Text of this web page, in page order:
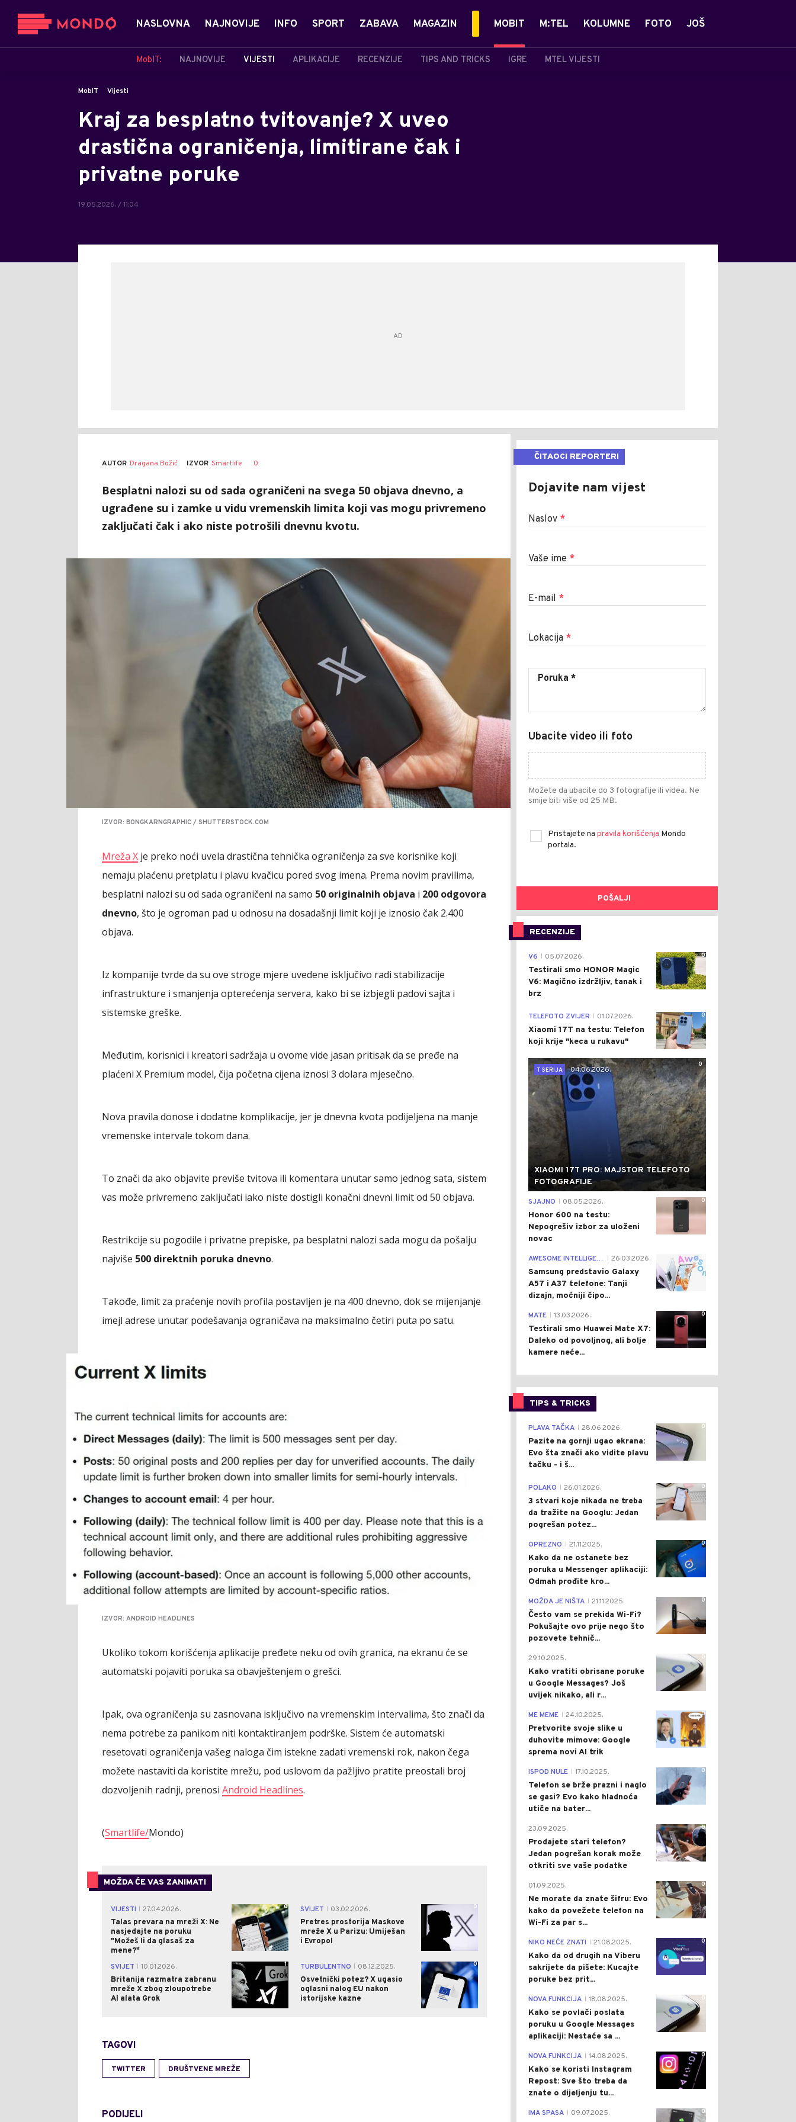
NASLOVNA NAJNOVIJE INFO SPORT ZABAVA MAGAZIN MOBIT
MobIT: NAJNOVIJE VIJESTI APLIKACIJE RECENZIJE TIPS AND TRICKS IGRE MTEL VIJESTI
M:TEL KOLUMNE FOTO JOŠ
MobIT Vijesti
Kraj za besplatno tvitovanje? X uveo
drastična ograničenja, limitirane čak i
privatne poruke
19.05.2026. / 11:04
AUTOR Dragana Božić IZVOR Smartlife 0
Besplatni nalozi su od sada ograničeni na svega 50 objava dnevno, a
ugrađene su i zamke u vidu vremenskih limita koji vas mogu privremeno
zaključati čak i ako niste potrošili dnevnu kvotu.
IZVOR: BONGKARNGRAPHIC / SHUTTERSTOCK.COM
Mreža X je preko noći uvela drastična tehnička ograničenja za sve korisnike koji
nemaju plaćenu pretplatu i plavu kvačicu pored svog imena. Prema novim pravilima,
besplatni nalozi su od sada ograničeni na samo 50 originalnih objava i 200 odgovora
dnevno, što je ogroman pad u odnosu na dosadašnji limit koji je iznosio čak 2.400
objava.
Iz kompanije tvrde da su ove stroge mjere uvedene isključivo radi stabilizacije
infrastrukture i smanjenja opterećenja servera, kako bi se izbjegli padovi sajta i
sistemske greške.
Međutim, korisnici i kreatori sadržaja u ovome vide jasan pritisak da se pređe na
plaćeni X Premium model, čija početna cijena iznosi 3 dolara mjesečno.
Nova pravila donose i dodatne komplikacije, jer je dnevna kvota podijeljena na manje
vremenske intervale tokom dana.
To znači da ako objavite previše tvitova ili komentara unutar samo jednog sata, sistem
vas može privremeno zaključati iako niste dostigli konačni dnevni limit od 50 objava.
Restrikcije su pogodile i privatne prepiske, pa besplatni nalozi sada mogu da pošalju
najviše 500 direktnih poruka dnevno.
Takođe, limit za praćenje novih profila postavljen je na 400 dnevno, dok se mijenjanje
imejl adrese unutar podešavanja ograničava na maksimalno četiri puta po satu.
IZVOR: ANDROID HEADLINES
Ukoliko tokom korišćenja aplikacije pređete neku od ovih granica, na ekranu će se
automatski pojaviti poruka sa obavještenjem o grešci.
Ipak, ova ograničenja su zasnovana isključivo na vremenskim intervalima, što znači da
nema potrebe za panikom niti kontaktiranjem podrške. Sistem će automatski
resetovati ograničenja vašeg naloga čim istekne zadati vremenski rok, nakon čega
možete nastaviti da koristite mrežu, pod uslovom da pažljivo pratite preostali broj
dozvoljenih radnji, prenosi Android Headlines.
(Smartlife/Mondo)
MOŽDA ĆE VAS ZANIMATI
VIJESTI
27.04.2026.
Talas prevara na mreži X: Ne
nasjedajte na poruku
"Možeš li da glasaš za
mene?"
0 SVIJET
03.02.2026.
Pretres prostorija Maskove
mreže X u Parizu: Umiješan
i Evropol
0
SVIJET
10.01.2026.
Britanija razmatra zabranu
mreže X zbog zloupotrebe
AI alata Grok
1 TURBULENTNO
08.12.2025.
Osvetnički potez? X ugasio
oglasni nalog EU nakon
istorijske kazne
0
TAGOVI
TWITTER DRUŠTVENE MREŽE
PODIJELI
ČITAOCI REPORTERI
Dojavite nam vijest
Naslov *
Vaše ime *
E-mail *
Lokacija *
Ubacite video ili foto
Možete da ubacite do 3 fotografije ili videa. Ne
smije biti više od 25 MB.
Pristajete na pravila korišćenja Mondo
portala.
POŠALJI
RECENZIJE
0
V6 05.07.2026.
Testirali smo HONOR Magic
V6: Magično izdržljiv, tanak i
brz
0
TELEFOTO ZVIJER 01.07.2026.
Xiaomi 17T na testu: Telefon
koji krije "keca u rukavu"
0
T SERIJA
04.06.2026.
XIAOMI 17T PRO: MAJSTOR TELEFOTO
FOTOGRAFIJE
0
SJAJNO 08.05.2026.
Honor 600 na testu:
Nepogrešiv izbor za uloženi
novac
AWESOME INTELLIGENCE 26.03.2026.
Samsung predstavio Galaxy
A57 i A37 telefone: Tanji
dizajn, moćniji čipo...
0
MATE 13.03.2026.
Testirali smo Huawei Mate X7:
Daleko od povoljnog, ali bolje
kamere neće...
TIPS & TRICKS
0
PLAVA TAČKA 28.06.2026.
Pazite na gornji ugao ekrana:
Evo šta znači ako vidite plavu
tačku - i š...
0
POLAKO 26.01.2026.
3 stvari koje nikada ne treba
da tražite na Googlu: Jedan
pogrešan potez...
0
OPREZNO 21.11.2025.
Kako da ne ostanete bez
poruka u Messenger aplikaciji:
Odmah prođite kro...
0
MOŽDA JE NIŠTA 21.11.2025.
Često vam se prekida Wi-Fi?
Pokušajte ovo prije nego što
pozovete tehnič...
0
29.10.2025.
Kako vratiti obrisane poruke
u Google Messages? Još
uvijek nikako, ali r...
0
ME MEME 24.10.2025.
Pretvorite svoje slike u
duhovite mimove: Google
sprema novi AI trik
0
ISPOD NULE 17.10.2025.
Telefon se brže prazni i naglo
se gasi? Evo kako hladnoća
utiče na bater...
0
23.09.2025.
Prodajete stari telefon?
Jedan pogrešan korak može
otkriti sve vaše podatke
0
01.09.2025.
Ne morate da znate šifru: Evo
kako da povežete telefon na
Wi-Fi za par s...
0
NIKO NEĆE ZNATI 21.08.2025.
Kako da od drugih na Viberu
sakrijete da pišete: Kucajte
poruke bez prit...
0
NOVA FUNKCIJA 18.08.2025.
Kako se povlači poslata
poruku u Google Messages
aplikaciji: Nestaće sa ...
0
NOVA FUNKCIJA 14.08.2025.
Kako se koristi Instagram
Repost: Sve što treba da
znate o dijeljenju tu...
0
IMA SPASA 09.07.2025.